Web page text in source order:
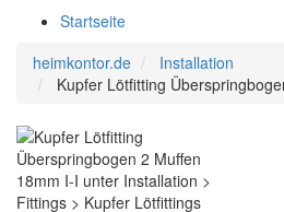
Startseite
heimkontor.de
Installation
Kupfer Lötfitting